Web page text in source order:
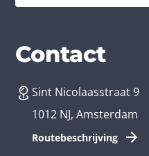
Diensten
App laten maken
Branches
Bedrijfsapp
Contact
Sint Nicolaasstraat 9
1012 NJ, Amsterdam
Routebeschrijving